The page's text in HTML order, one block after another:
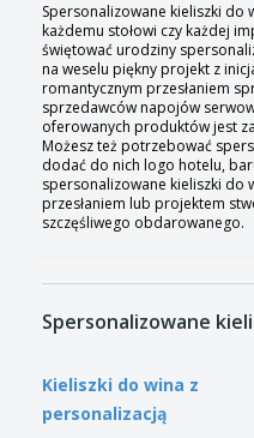
Spersonalizowane kieliszki do
każdemu stołowi czy każdej
świętować urodziny
na weselu piękny projekt z
romantycznym przesłaniem
sprzedawców napojów
oferowanych produktów jest
Możesz też potrzebować
dodać do nich logo hotelu,
spersonalizowane kieliszki do
przesłaniem lub projektem
szczęśliwego obdarowanego.
Spersonalizowane
Kieliszki do wina z
personalizacją